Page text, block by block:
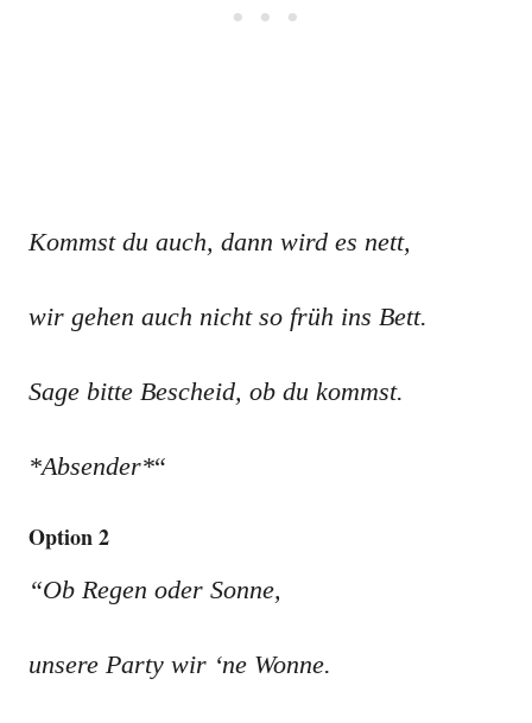
Kommst du auch, dann wird es nett,
wir gehen auch nicht so früh ins Bett.
Sage bitte Bescheid, ob du kommst.
*Absender*“
Option 2
“Ob Regen oder Sonne,
unsere Party wir ‘ne Wonne.